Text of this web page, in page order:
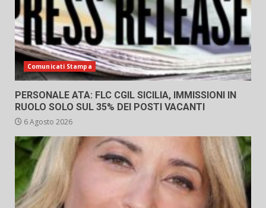
Comunicati Stampa
PERSONALE ATA: FLC CGIL SICILIA, IMMISSIONI IN
RUOLO SOLO SUL 35% DEI POSTI VACANTI
6 Agosto 2026